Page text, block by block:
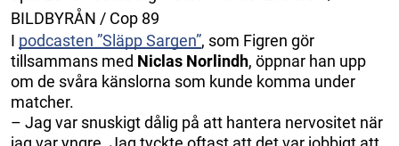
BILDBYRÅN / Cop 89
I podcasten ”Släpp Sargen”, som Figren gör
tillsammans med Niclas Norlindh, öppnar han upp
om de svåra känslorna som kunde komma under
matcher.
– Jag var snuskigt dålig på att hantera nervositet när